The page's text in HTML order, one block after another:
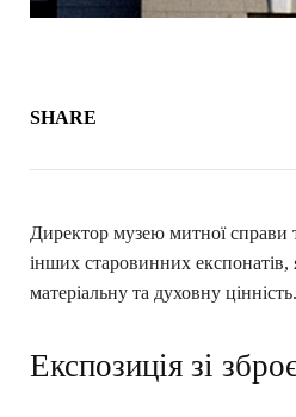
SHARE
Директор музею митної справи
інших старовинних
матеріальну та духовну
Експозиція зі